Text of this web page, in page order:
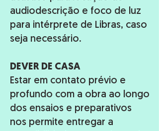
audiodescrição e foco de luz
para intérprete de Libras, caso
seja necessário.
DEVER DE CASA
Estar em contato prévio e
profundo com a obra ao longo
dos ensaios e preparativos
nos permite entregar a